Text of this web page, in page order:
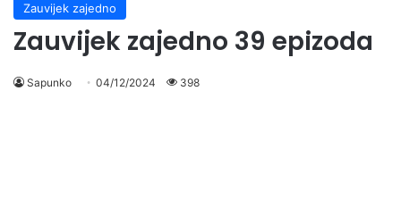
Zauvijek zajedno
Zauvijek zajedno 39 epizoda
Sapunko 04/12/2024 398